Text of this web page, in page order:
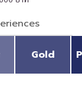
Gold